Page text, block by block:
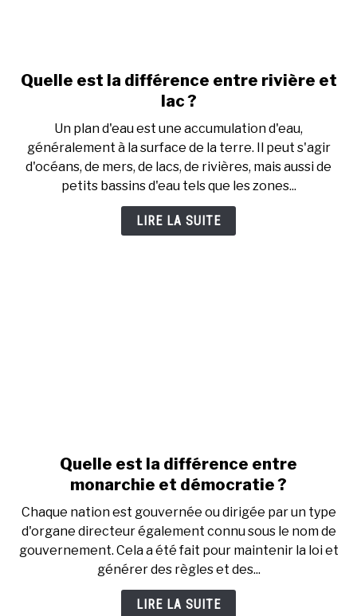
link
to
est
la
différence
entre
rivière
Quelle est la différence entre rivière et
lac ?
Un plan d'eau est une accumulation d'eau,
généralement à la surface de la terre. Il peut s'agir
d'océans, de mers, de lacs, de rivières, mais aussi de
petits bassins d'eau tels que les zones...
LIRE LA SUITE
link
to
est
la
différence
entre
monarchie
Quelle est la différence entre
monarchie et démocratie ?
Chaque nation est gouvernée ou dirigée par un type
d'organe directeur également connu sous le nom de
gouvernement. Cela a été fait pour maintenir la loi et
générer des règles et des...
LIRE LA SUITE